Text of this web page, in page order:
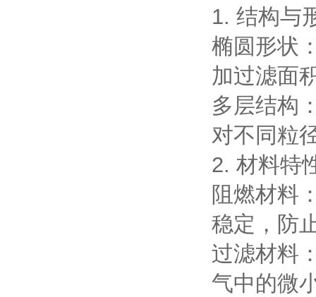
1. 结构与
椭圆形状
加过滤面
多层结构
对不同粒
2. 材料特
阻燃材料
稳定，防
过滤材料
气中的微